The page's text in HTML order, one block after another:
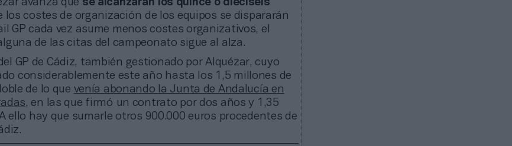
avanza que se alcanzarán los quince o dieciséis
los costes de organización de los equipos se dispararán
GP cada vez asume menos costes organizativos, el
de las citas del campeonato sigue al alza.
GP de Cádiz, también gestionado por Alquézar, cuyo
considerablemente este año hasta los 1,5 millones de
de lo que venía abonando la Junta de Andalucía en
, en las que firmó un contrato por dos años y 1,35
ello hay que sumarle otros 900.000 euros procedentes de